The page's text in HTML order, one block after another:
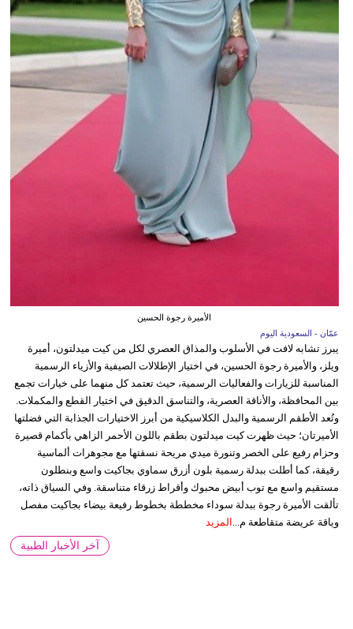
الأميرة رجوة الحسين
عمّان - السعودية اليوم
يبرز تشابه لافت في الأسلوب والمذاق العصري لكل من كيت ميدلتون، أميرة
ويلز، والأميرة رجوة الحسين، في اختيار الإطلالات الصيفية والأزياء الرسمية
المناسبة للزيارات والفعاليات الرسمية، حيث تعتمد كل منهما على خيارات تجمع
بين المحافظة، والأناقة العصرية، والتناسق الدقيق في اختيار القطع والمكملات.
وتُعد الأطقم الرسمية والبدل الكلاسيكية من أبرز الاختيارات الجذابة التي فضلتها
الأميرتان؛ حيث ظهرت كيت ميدلتون بطقم باللون الأحمر الزاهي بأكمام قصيرة
وحزام رفيع على الخصر وتنورة ميدي مريحة نسقتها مع مجوهرات ألماسية
رقيقة، كما أطلت ببدلة رسمية بلون أزرق سماوي بجاكيت واسع وبنطلون
مستقيم واسع مع توب أبيض محبوك وأقراط زرقاء متناسقة. وفي السياق ذاته،
تألقت الأميرة رجوة ببدلة سوداء مخططة بخطوط رفيعة بيضاء بجاكيت مفصل
وياقة عريضة متقاطعة م... المزيد
آخر الأخبار الطبية